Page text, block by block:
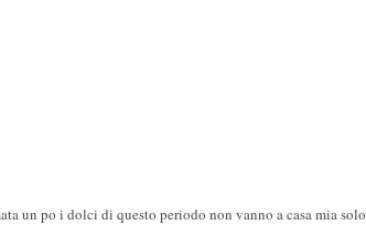
un po i dolci di questo periodo non vanno a casa mia solo